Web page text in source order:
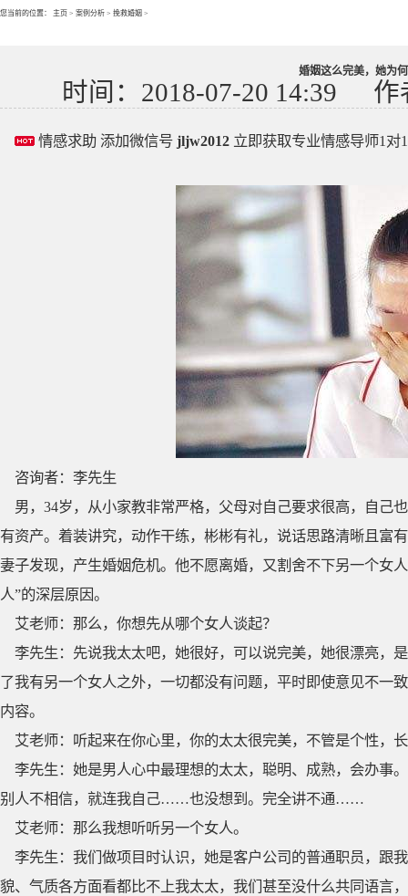
您当前的位置： 主页 > 案例分析 > 挽救婚姻 >
婚姻这么完美，她为
时间：2018-07-20 14:39 作
情感求助 添加微信号 jljw2012 立即获取专业情感导师1对
咨询者：李先生
男，34岁，从小家教非常严格，父母对自己要求很高，自己
有资产。着装讲究，动作干练，彬彬有礼，说话思路清晰且富
妻子发现，产生婚姻危机。他不愿离婚，又割舍不下另一个女
人”的深层原因。
艾老师：那么，你想先从哪个女人谈起？
李先生：先说我太太吧，她很好，可以说完美，她很漂亮，
了我有另一个女人之外，一切都没有问题，平时即使意见不
内容。
艾老师：听起来在你心里，你的太太很完美，不管是个性
李先生：她是男人心中最理想的太太，聪明、成熟，会办事
别人不相信，就连我自己……也没想到。完全讲不通……
艾老师：那么我想听听另一个女人。
李先生：我们做项目时认识，她是客户公司的普通职员，跟
貌、气质各方面看都比不上我太太，我们甚至没什么共同语言